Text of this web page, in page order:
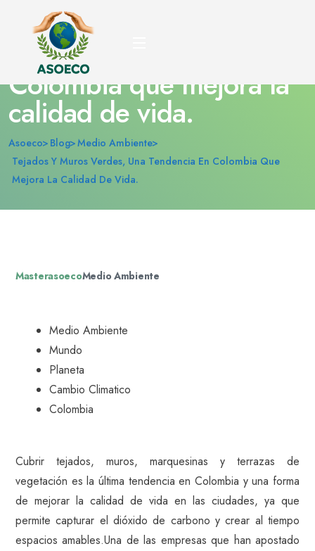
Tejados y muros verdes,
una tendencia en
Colombia que mejora la
calidad de vida.
Asoeco Blog Medio Ambiente
Tejados Y Muros Verdes, Una Tendencia En Colombia Que
Mejora La Calidad De Vida.
MasterasoecoMedio Ambiente
Medio Ambiente
Mundo
Planeta
Cambio Climatico
Colombia
Cubrir tejados, muros, marquesinas y terrazas de
vegetación es la última tendencia en Colombia y una forma
de mejorar la calidad de vida en las ciudades, ya que
permite capturar el dióxido de carbono y crear al tiempo
espacios amables.Una de las empresas que han apostado